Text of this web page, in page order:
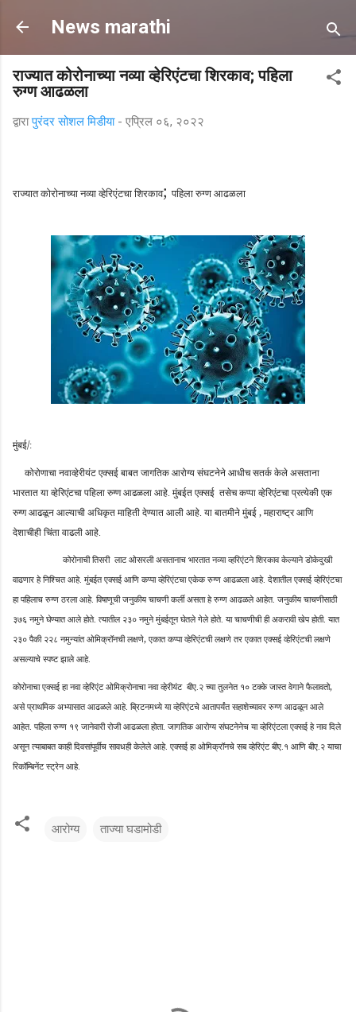
मुख्य सामग्रीवर वगळा
News marathi
राज्यात कोरोनाच्या नव्या व्हेरिएंटचा शिरकाव; पहिला
रुग्ण आढळला
द्वारापुरंदर सोशल मिडीया - एप्रिल ०६, २०२२
राज्यात कोरोनाच्या नव्या व्हेरिएंटचा शिरकाव;पहिला रुग्ण आढळला
मुंबई/:
कोरोणाचा नवाव्हेरीयंट एक्सई बाबत जागतिक आरोग्य संघटनेने आधीच सतर्क केले असताना
भारतात या व्हेरिएंटचा पहिला रुग्ण आढळला आहे. मुंबईत एक्सई तसेच कप्पा व्हेरिएंटचा प्रत्येकी एक
रुग्ण आढळून आल्याची अधिकृत माहिती देण्यात आली आहे. या बातमीने मुंबई , महाराष्ट्र आणि
देशाचीही चिंता वाढली आहे.
कोरोनाची तिसरी लाट ओसरली असतानाच भारतात नव्या व्हरिएंटने शिरकाव केल्याने डोकेदुखी
वाढणार हे निश्चित आहे. मुंबईत एक्सई आणि कप्पा व्हेरिएंटचा एकेक रुग्ण आढळला आहे. देशातील एक्सई व्हेरिएंटचा
हा पहिलाच रुग्ण ठरला आहे. विषाणूची जनुकीय चाचणी कर्ली असता हे रुग्ण आढळले आहेत. जनुकीय चाचणीसाठी
३७६ नमुने घेण्यात आले होते. त्यातील २३० नमुने मुंबईतून घेतले गेले होते. या चाचणीची ही अकरावी खेप होती. यात
२३० पैकी २२८ नमुन्यांत ओमिक्रॉनची लक्षणे, एकात कप्पा व्हेरिएंटची लक्षणे तर एकात एक्सई व्हेरिएंटची लक्षणे
असल्याचे स्पष्ट झाले आहे.
कोरोनाचा एक्सई हा नवा व्हेरिएंट ओमिक्रोनाचा नवा व्हेरीयंट बीए.२ च्या तुलनेत १० टक्के जास्त वेगाने फैलावतो,
असे प्राथमिक अभ्यासात आढळले आहे. ब्रिटनमध्ये या व्हेरिएंटचे आतापर्यंत सहाशेच्यावर रुग्ण आढळून आले
आहेत. पहिला रुग्ण १९ जानेवारी रोजी आढळला होता. जागतिक आरोग्य संघटनेनेच या व्हेरिएंटला एक्सई हे नाव दिले
असून त्याबाबत काही दिवसांपूर्वीच सावधही केलेले आहे. एक्सई हा ओमिक्रॉनचे सब व्हेरिएंट बीए.१ आणि बीए.२ याचा
रिकॉम्बिनेंट स्ट्रेन आहे.
आरोग्य ताज्या घडामोडी